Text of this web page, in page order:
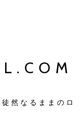
然なるままのロ